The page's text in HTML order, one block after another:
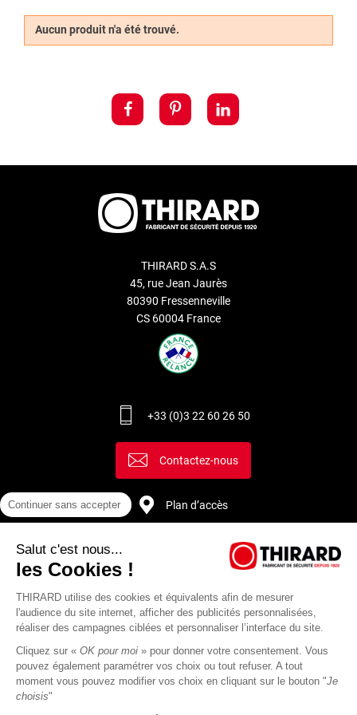
D’une utilisation très simple et rapide à poser, les serrures
batteuses sont généralement employées pour les boîtes aux
Avantages et inconvénients de la serrure
d’une simplicité enfantine et son mécanisme, de part sa
simplicité est très durable. Elle offre cependant un niveau de
sécurité peu élevé.
Aucun produit n'a été trouvé.
THIRARD S.A.S
45, rue Jean Jaurès
80390 Fressenneville
CS 60004 France
+33 (0)3 22 60 26 50
Contactez-nous
Plan d’accès
Continuer sans accepter
Salut c'est nous...
les Cookies !
THIRARD utilise des cookies et équivalents afin de mesurer
l'audience du site internet, afficher des publicités personnalisées,
réaliser des campagnes ciblées et personnaliser l’interface du site.
Cliquez sur « OK pour moi » pour donner votre consentement. Vous
pouvez également paramétrer vos choix ou tout refuser. A tout
moment vous pouvez modifier vos choix en cliquant sur le bouton "Je
choisis"